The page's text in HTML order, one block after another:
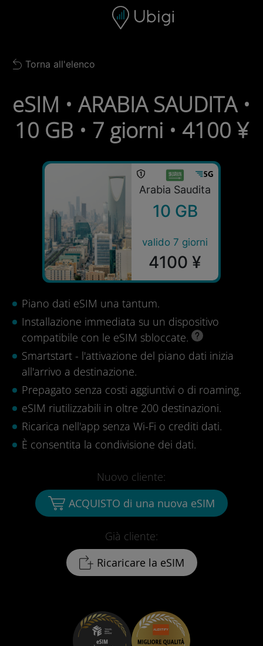
Barra di navigazione
Back to list
Torna all'elenco
eSIM • ARABIA SAUDITA •
10 GB • 7 giorni • 4100 ¥
Arabia Saudita
10 GB
valido 7 giorni
4100 ¥
Piano dati eSIM una tantum.
Installazione immediata su un dispositivo
compatibile con le eSIM sbloccate.
Smartstart - l'attivazione del piano dati inizia
all'arrivo a destinazione.
Prepagato senza costi aggiuntivi o di roaming.
eSIM riutilizzabili in oltre 200 destinazioni.
Ricarica nell'app senza Wi-Fi o crediti dati.
È consentita la condivisione dei dati.
Già cliente:
Ricaricare la eSIM
Nuovo cliente:
ACQUISTO di una nuova eSIM